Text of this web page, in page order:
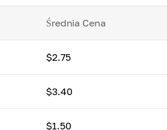
Średnia Cena
$2.75
$3.40
$1.50